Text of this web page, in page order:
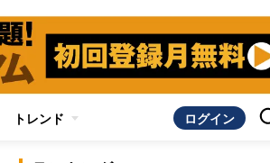
トレンド ログイン